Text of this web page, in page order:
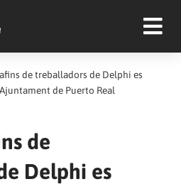
de treballadors de Delphi es
de Puerto Real
de
Delphi es